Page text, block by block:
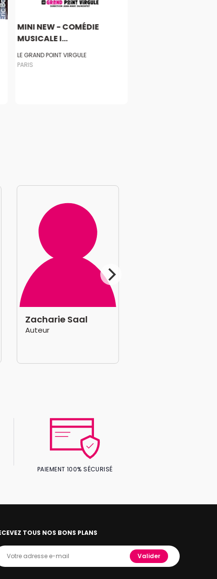
MINI NEW - COMÉDIE
MUSICALE I...
LE GRAND POINT VIRGULE
PARIS
Zacharie Saal
Auteur
PAIEMENT 100% SÉCURISÉ
TOUS NOS BONS PLANS
Valider